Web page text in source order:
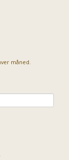
måned.